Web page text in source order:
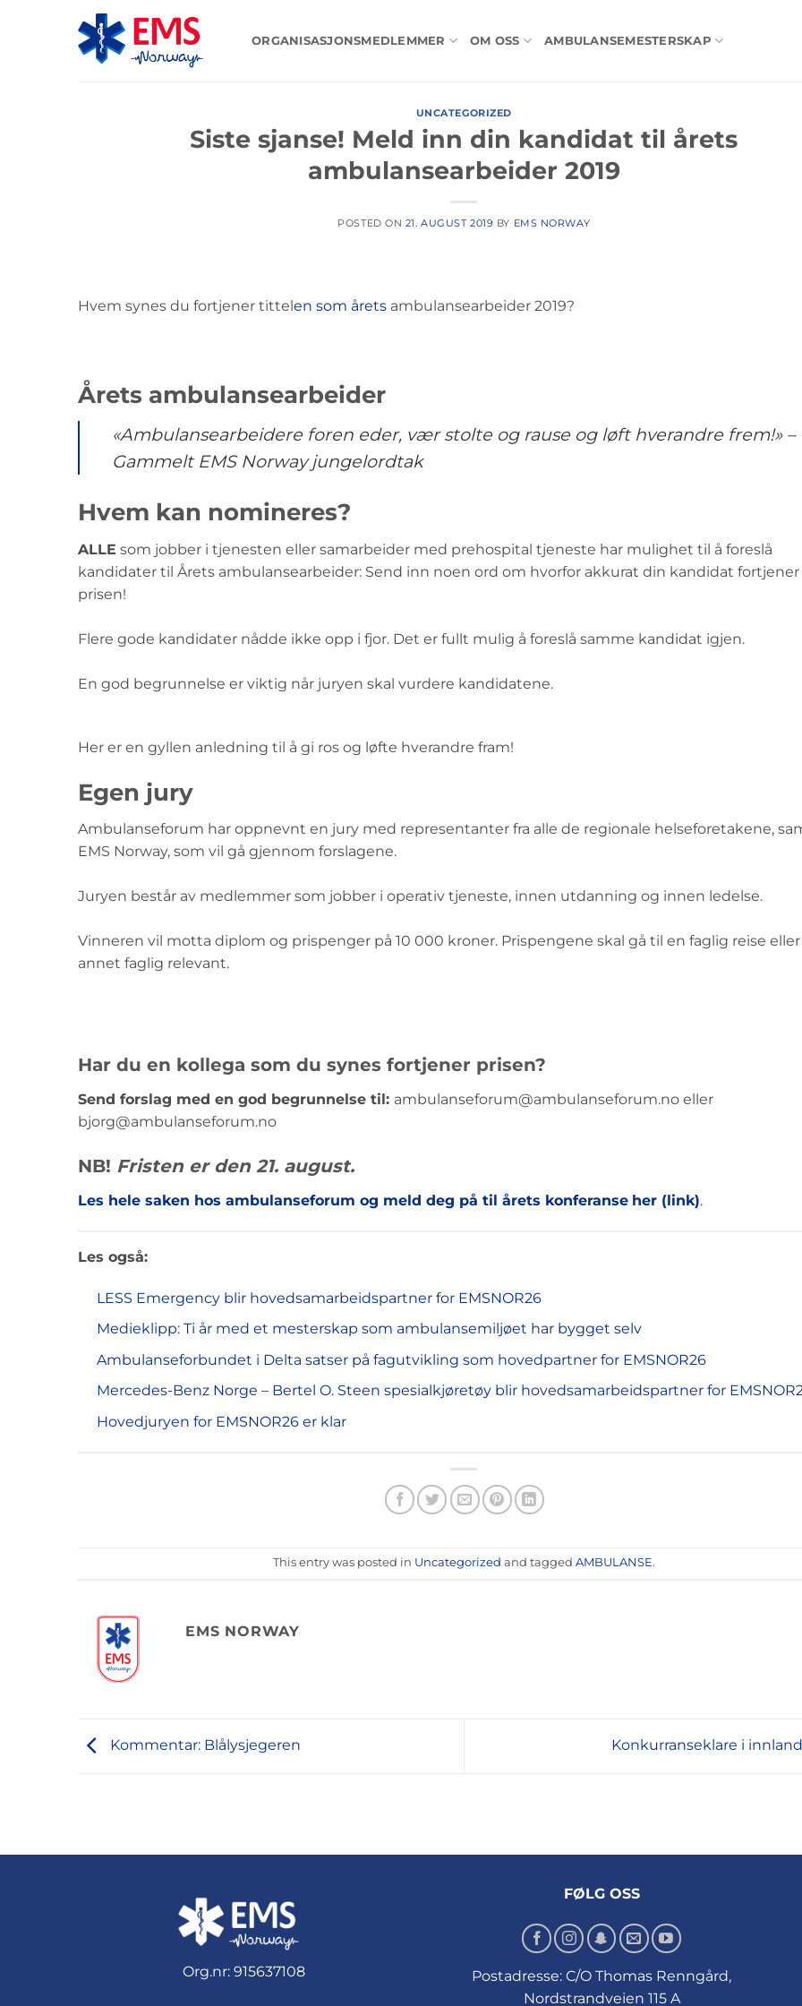
ORGANISASJONSMEDLEMMER OM OSS AMBULANSEMESTERSKAP
UNCATEGORIZED
Siste sjanse! Meld inn din kandidat til årets
ambulansearbeider 2019
POSTED ON 21. AUGUST 2019 BY EMS NORWAY
Hvem synes du fortjener tittelen som årets ambulansearbeider 2019?
Årets ambulansearbeider
«Ambulansearbeidere foren eder, vær stolte og rause og løft hverandre frem!» –
Gammelt EMS Norway jungelordtak
Hvem kan nomineres?
ALLE som jobber i tjenesten eller samarbeider med prehospital tjeneste har mulighet til å foreslå
kandidater til Årets ambulansearbeider: Send inn noen ord om hvorfor akkurat din kandidat fortjener
prisen!
Flere gode kandidater nådde ikke opp i fjor. Det er fullt mulig å foreslå samme kandidat igjen.
En god begrunnelse er viktig når juryen skal vurdere kandidatene.
Her er en gyllen anledning til å gi ros og løfte hverandre fram!
Egen jury
Ambulanseforum har oppnevnt en jury med representanter fra alle de regionale helseforetakene,
EMS Norway, som vil gå gjennom forslagene.
Juryen består av medlemmer som jobber i operativ tjeneste, innen utdanning og innen ledelse.
Vinneren vil motta diplom og prispenger på 10 000 kroner. Prispengene skal gå til en faglig reise
annet faglig relevant.
Har du en kollega som du synes fortjener prisen?
Send forslag med en god begrunnelse til: ambulanseforum@ambulanseforum.no eller
bjorg@ambulanseforum.no
NB! Fristen er den 21. august.
Les hele saken hos ambulanseforum og meld deg på til årets konferanse her (link).
Les også:
LESS Emergency blir hovedsamarbeidspartner for EMSNOR26
Medieklipp: Ti år med et mesterskap som ambulansemiljøet har bygget selv
Ambulanseforbundet i Delta satser på fagutvikling som hovedpartner for EMSNOR26
Mercedes-Benz Norge – Bertel O. Steen spesialkjøretøy blir hovedsamarbeidspartner for
Hovedjuryen for EMSNOR26 er klar
This entry was posted in Uncategorized and tagged AMBULANSE.
EMS NORWAY
Kommentar: Blålysjegeren Konkurranseklare i
Org.nr: 915637108
FØLG OSS
Postadresse: C/O Thomas Renngård,
Nordstrandveien 115 A